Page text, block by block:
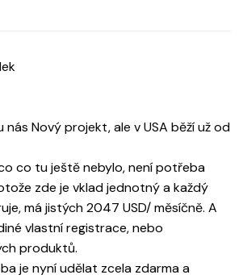
nás Nový projekt, ale v USA běží už od
co tu ještě nebylo, není potřeba
zde je vklad jednotný a každý
má jistých 2047 USD/ měsíčně. A
vlastní registrace, nebo
produktů.
je nyní udělat zcela zdarma a